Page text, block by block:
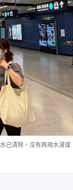
已清除，沒有再現水浸或